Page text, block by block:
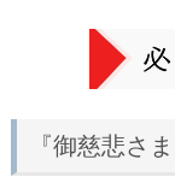
『御慈悲さま